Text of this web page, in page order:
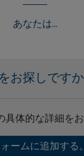
あなたは...
お探しです
体的な詳細をお
ームに追加する。